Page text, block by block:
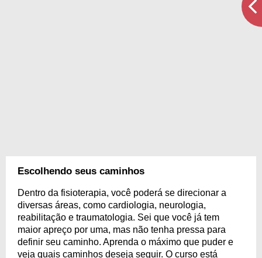
Escolhendo seus caminhos
Dentro da fisioterapia, você poderá se direcionar a
diversas áreas, como cardiologia, neurologia,
reabilitação e traumatologia. Sei que você já tem
maior apreço por uma, mas não tenha pressa para
definir seu caminho. Aprenda o máximo que puder e
veja quais caminhos deseja seguir. O curso está